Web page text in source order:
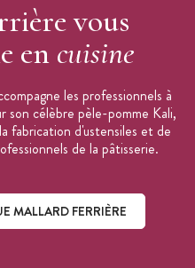
vous
en cuisine
les professionnels à
son célèbre pèle-pomme Kali,
fabrication d'ustensiles et de
de la pâtisserie.
MALLARD FERRIÈRE